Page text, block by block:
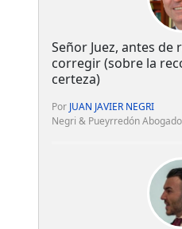
Señor Juez, antes
corregir (sobre la
certeza)
Por JUAN JAVIER NEGRI
Negri & Pueyrredón